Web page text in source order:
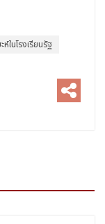
ในโรงเรียนรัฐ